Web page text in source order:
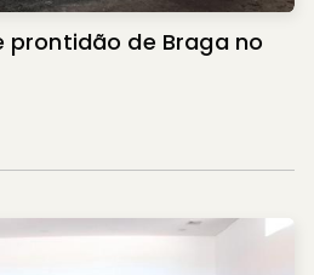
de Braga no